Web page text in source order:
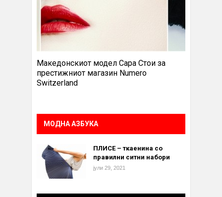
Македонскиот модел Сара Стои за
престижниот магазин Numero
Switzerland
МОДНА АЗБУКА
ПЛИСЕ – ткаенина со
правилни ситни набори
јули 29, 2021